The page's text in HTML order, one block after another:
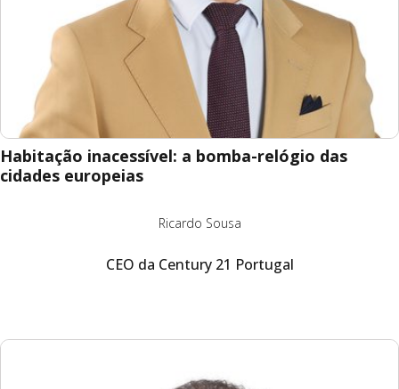
Habitação inacessível: a bomba-relógio das
cidades europeias
Ricardo Sousa
CEO da Century 21 Portugal